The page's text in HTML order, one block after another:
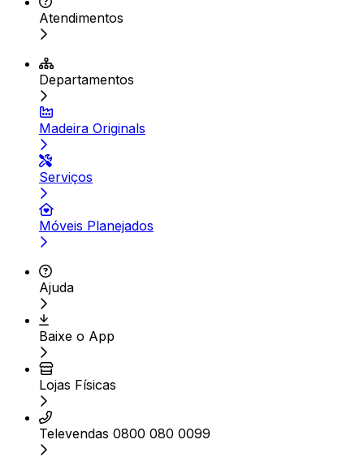
Atendimentos
Departamentos
Madeira Originals
Serviços
Móveis Planejados
Ajuda
Baixe o App
Lojas Físicas
Televendas 0800 080 0099